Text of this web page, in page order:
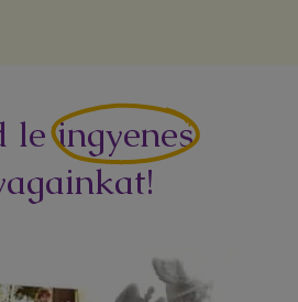
le ingyenes